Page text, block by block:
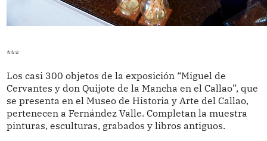
***
Los casi 300 objetos de la exposición “Miguel de
Cervantes y don Quijote de la Mancha en el Callao”, que
se presenta en el Museo de Historia y Arte del Callao,
pertenecen a Fernández Valle. Completan la muestra
pinturas, esculturas, grabados y libros antiguos.